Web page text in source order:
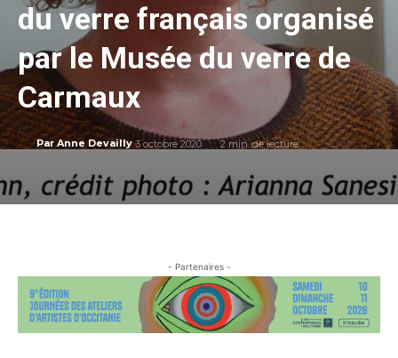
du verre français organisé
par le Musée du verre de
Carmaux
Par Anne Devailly 3 octobre 2020 2 min. de lecture
- Partenaires -